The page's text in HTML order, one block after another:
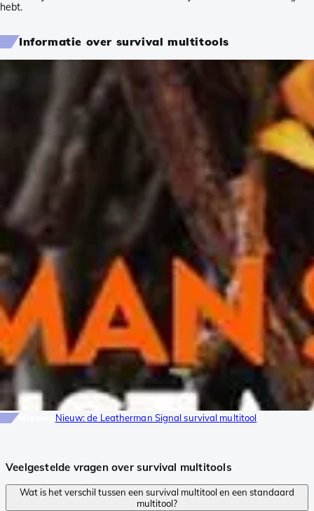
hebt.
Informatie over survival multitools
Nieuw: de Leatherman Signal survival multitool
Veelgestelde vragen over survival multitools
Wat is het verschil tussen een survival multitool en een standaard
multitool?